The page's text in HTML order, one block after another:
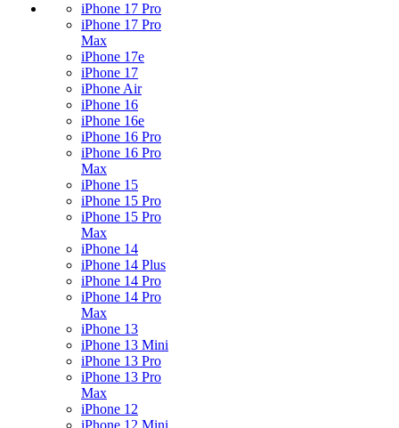
iPhone 17 Pro
iPhone 17 Pro
Max
iPhone 17e
iPhone 17
iPhone Air
iPhone 16
iPhone 16e
iPhone 16 Pro
iPhone 16 Pro
Max
iPhone 15
iPhone 15 Pro
iPhone 15 Pro
Max
iPhone 14
iPhone 14 Plus
iPhone 14 Pro
iPhone 14 Pro
Max
iPhone 13
iPhone 13 Mini
iPhone 13 Pro
iPhone 13 Pro
Max
iPhone 12
iPhone 12 Mini